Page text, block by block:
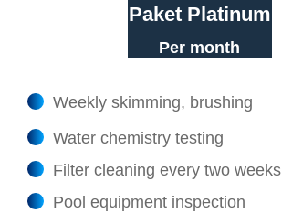
Paket Platinum
Per month
Weekly skimming, brushing
Water chemistry testing
Filter cleaning every two weeks
Pool equipment inspection